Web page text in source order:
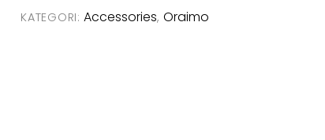
KATEGORI:Accessories, Oraimo